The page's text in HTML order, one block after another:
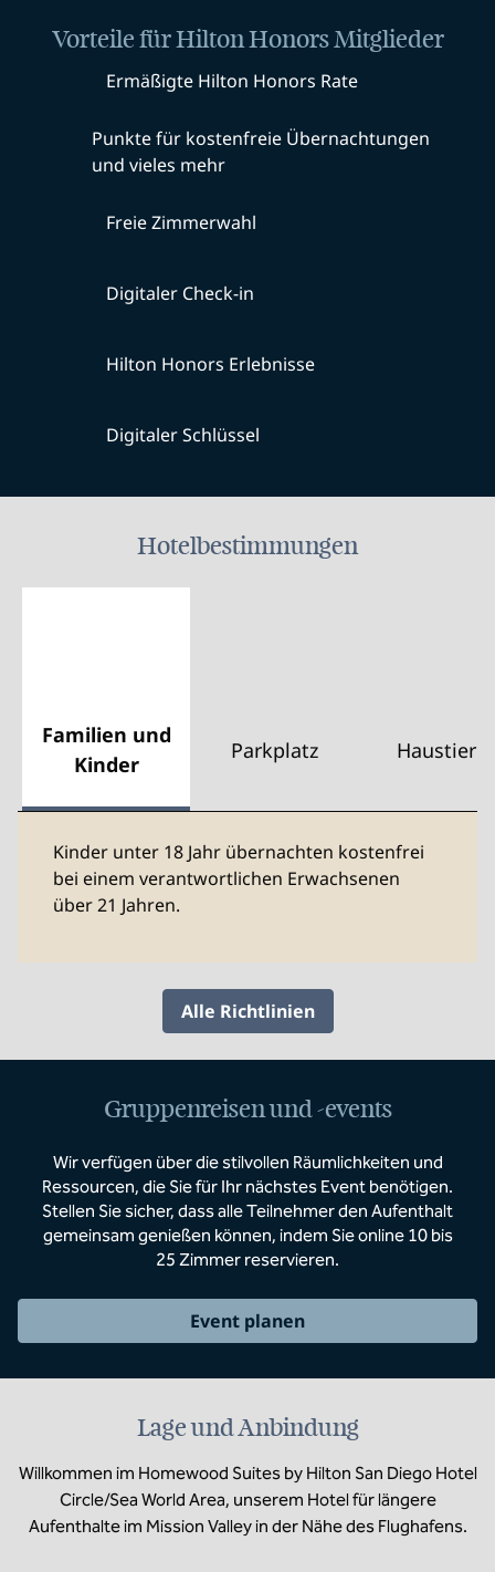
Vorteile für Hilton Honors Mitglieder
Ermäßigte Hilton Honors Rate
Punkte für kostenfreie Übernachtungen
und vieles mehr
Freie Zimmerwahl
Digitaler Check-in
Hilton Honors Erlebnisse
Digitaler Schlüssel
Hotelbestimmungen
Familien und
Kinder
Parkplatz Haustiere
Kinder unter 18 Jahr übernachten kostenfrei
bei einem verantwortlichen Erwachsenen
über 21 Jahren.
Alle Richtlinien
Gruppenreisen und -events
Wir verfügen über die stilvollen Räumlichkeiten und
Ressourcen, die Sie für Ihr nächstes Event benötigen.
Stellen Sie sicher, dass alle Teilnehmer den Aufenthalt
gemeinsam genießen können, indem Sie online 10 bis
25 Zimmer reservieren.
Event planen
Lage und Anbindung
Willkommen im Homewood Suites by Hilton San Diego Hotel
Circle/Sea World Area, unserem Hotel für längere
Aufenthalte im Mission Valley in der Nähe des Flughafens.